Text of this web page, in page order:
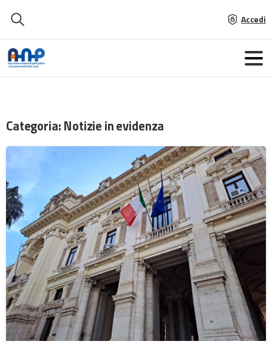
Accedi
Categoria:Notizie in evidenza